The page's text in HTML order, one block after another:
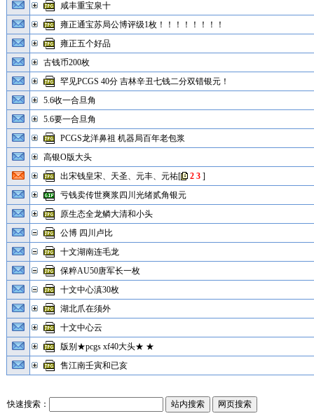
咸丰重宝泉十
雍正通宝苏局公博评级1枚！！！！！！！！
雍正五个好品
古钱币200枚
罕见PCGS 40分 吉林辛丑七钱二分双错银元！
5.6收一合旦角
5.6要一合旦角
PCGS龙洋鼻祖 机器局百年老包浆
高银O版大头
出宋钱皇宋、天圣、元丰、元祐[ 2 3]
亏钱卖传世爽浆四川光绪贰角银元
原生态全龙鳞大清和小头
公博 四川卢比
十文湖南连毛龙
保粹AU50唐军长一枚
十文中心滇30枚
湖北爪在须外
十文中心云
版别★pcgs xf40大头★ ★
售江南壬寅和已亥
快速搜索：